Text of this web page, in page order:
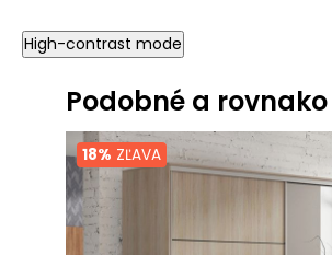
High-contrast mode
Podobné a
18% ZĽAVA